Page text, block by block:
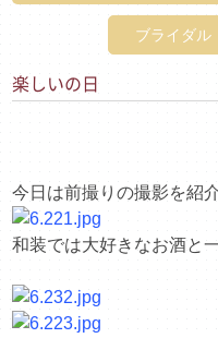
ブライダル
楽しいの日
今日は前撮りの撮影を紹
和装では大好きなお酒と